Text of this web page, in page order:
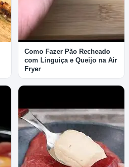
Como Fazer Pão Recheado
com Linguiça e Queijo na Air
Fryer